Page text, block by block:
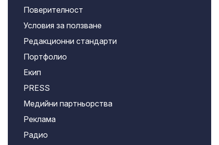
Поверителност
Условия за ползване
Редакционни стандарти
Портфолио
Екип
PRESS
Медийни партньорства
Реклама
Радио